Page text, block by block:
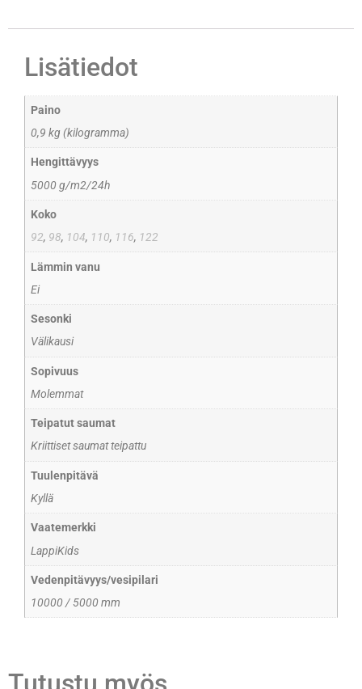
Lisätiedot
Paino
0,9 kg (kilogramma)
Hengittävyys
5000 g/m2/24h
Koko
92, 98, 104, 110, 116, 122
Lämmin vanu
Ei
Sesonki
Välikausi
Sopivuus
Molemmat
Teipatut saumat
Kriittiset saumat teipattu
Tuulenpitävä
Kyllä
Vaatemerkki
LappiKids
Vedenpitävyys/vesipilari
10000 / 5000 mm